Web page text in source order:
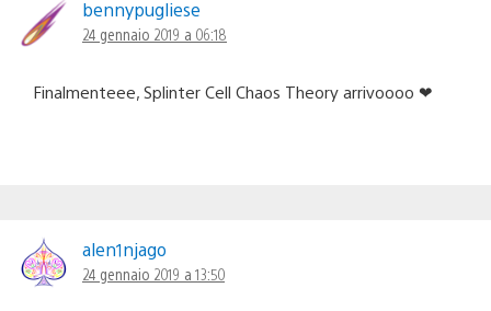
bennypugliese
24 gennaio 2019 a 06:18
Finalmenteee, Splinter Cell Chaos Theory arrivoooo ❤
alen1njago
24 gennaio 2019 a 13:50